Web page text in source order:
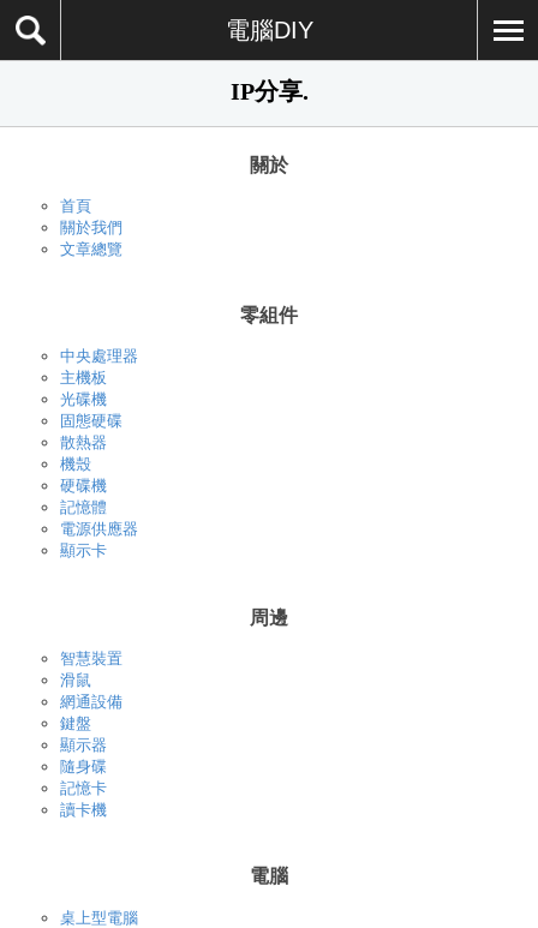
電腦DIY
IP分享.
關於
首頁
關於我們
文章總覽
零組件
中央處理器
主機板
光碟機
固態硬碟
散熱器
機殼
硬碟機
記憶體
電源供應器
顯示卡
周邊
智慧裝置
滑鼠
網通設備
鍵盤
顯示器
隨身碟
記憶卡
讀卡機
電腦
桌上型電腦